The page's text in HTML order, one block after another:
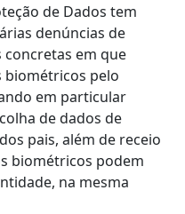
de Dados tem
denúncias de
concretas em que
biométricos pelo
em particular
de dados de
pais, além de receio
biométricos podem
na mesma